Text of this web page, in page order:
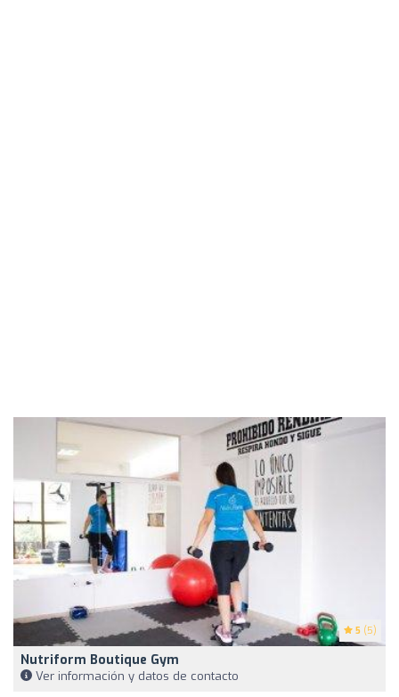
5 (5)
Nutriform Boutique Gym
Ver información y datos de contacto